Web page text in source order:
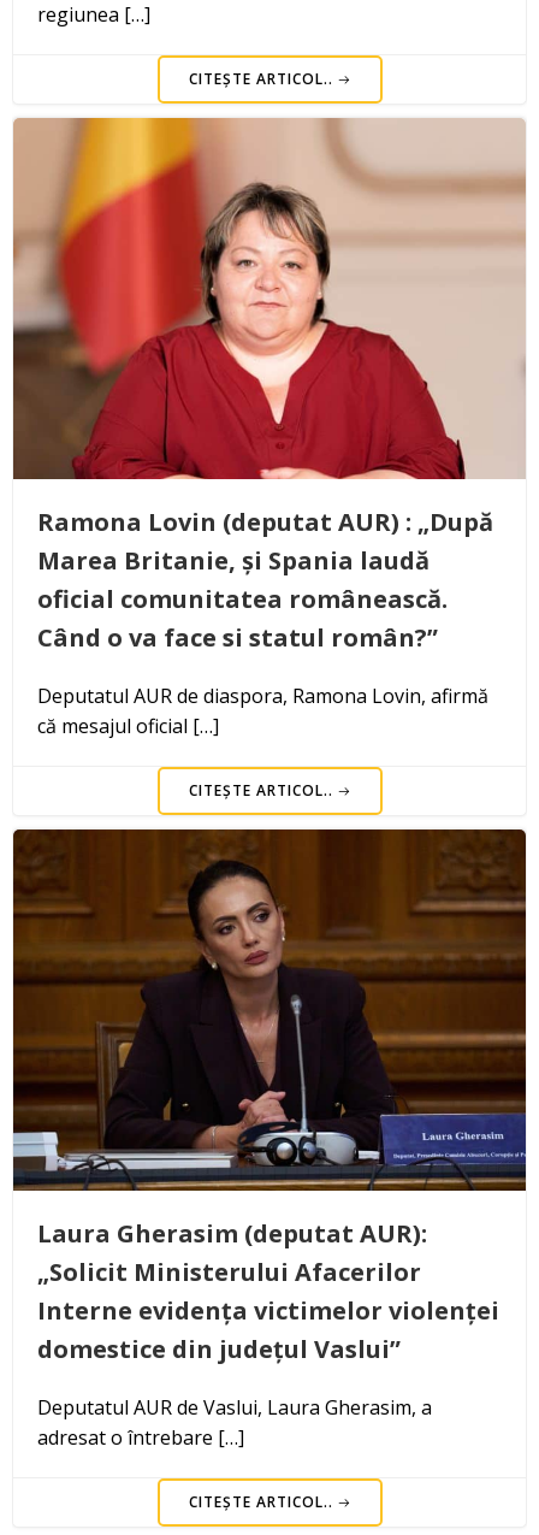
regiunea […]
CITEȘTE ARTICOL..
Ramona Lovin (deputat AUR) : „După
Marea Britanie, și Spania laudă
oficial comunitatea românească.
Când o va face si statul român?”
Deputatul AUR de diaspora, Ramona Lovin, afirmă
că mesajul oficial […]
CITEȘTE ARTICOL..
Laura Gherasim (deputat AUR):
„Solicit Ministerului Afacerilor
Interne evidența victimelor violenței
domestice din județul Vaslui”
Deputatul AUR de Vaslui, Laura Gherasim, a
adresat o întrebare […]
CITEȘTE ARTICOL..